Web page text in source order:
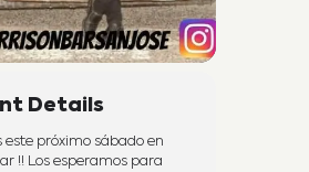
Details
este próximo sábado en
!! Los esperamos para